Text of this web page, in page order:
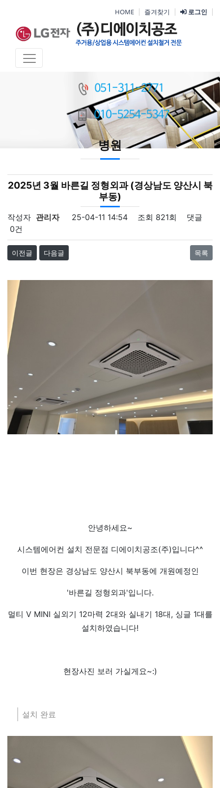
HOME 즐겨찾기 로그인
병원
2025년 3월 바른길 정형외과 (경상남도 양산시 북
부동)
작성자 관리자 25-04-11 14:54 조회 821회
댓글
0건
이전글 다음글 목록
안녕하세요~
시스템에어컨 설치 전문점 디에이치공조(주)입니다^^
이번 현장은 경상남도 양산시 북부동에 개원예정인
'바른길 정형외과'입니다.
멀티 V MINI 실외기 12마력 2대와 실내기 18대, 싱글 1대를
설치하였습니다!
현장사진 보러 가실게요~:)
설치 완료